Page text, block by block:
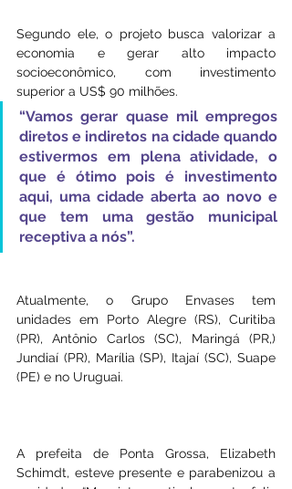
Segundo ele, o projeto busca valorizar a
economia e gerar alto impacto
socioeconômico, com investimento
superior a US$ 90 milhões.
“Vamos gerar quase mil empregos
diretos e indiretos na cidade quando
estivermos em plena atividade, o
que é ótimo pois é investimento
aqui, uma cidade aberta ao novo e
que tem uma gestão municipal
receptiva a nós”.
Atualmente, o Grupo Envases tem
unidades em Porto Alegre (RS), Curitiba
(PR), Antônio Carlos (SC), Maringá (PR,)
Jundiaí (PR), Marília (SP), Itajaí (SC), Suape
(PE) e no Uruguai.
A prefeita de Ponta Grossa, Elizabeth
Schimdt, esteve presente e parabenizou a